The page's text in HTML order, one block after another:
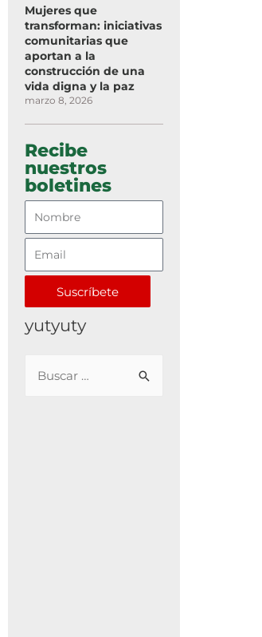
Mujeres que
transforman: iniciativas
comunitarias que
aportan a la
construcción de una
vida digna y la paz
marzo 8, 2026
Recibe
nuestros
boletines
Suscríbete
yutyuty